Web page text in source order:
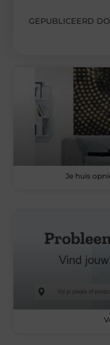
GEPUBLICEERD
Je huis